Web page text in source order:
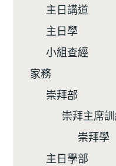
主日講道
主日學
小組查經
家務
崇拜部
崇拜主席
崇拜學
主日學部